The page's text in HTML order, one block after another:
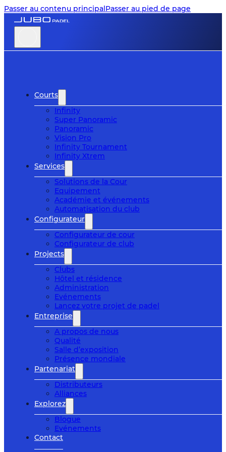
Passer au contenu principalPasser au pied de page
Courts
Infinity
Super Panoramic
Panoramic
Vision Pro
Infinity Tournament
Infinity Xtrem
Services
Solutions de la Cour
Equipement
Académie et événements
Automatisation du club
Configurateur
Configurateur de cour
Configurateur de club
Projects
Clubs
Hôtel et résidence
Administration
Evénements
Lancez votre projet de padel
Entreprise
A propos de nous
Qualité
Salle d’exposition
Présence mondiale
Partenariat
Distributeurs
Alliances
Explorez
Blogue
Evénements
Contact